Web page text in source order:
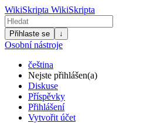
WikiSkripta WikiSkripta
Přihlaste se ↓
Osobní nástroje
čeština
Nejste přihlášen(a)
Diskuse
Příspěvky
Přihlášení
Vytvořit účet